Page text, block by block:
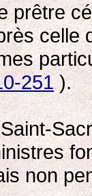
prêtre
251).
non